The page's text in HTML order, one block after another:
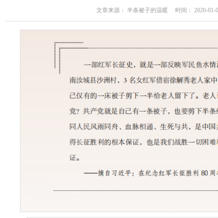
文章来源： 半条被子的温暖 时间： 2020-01-